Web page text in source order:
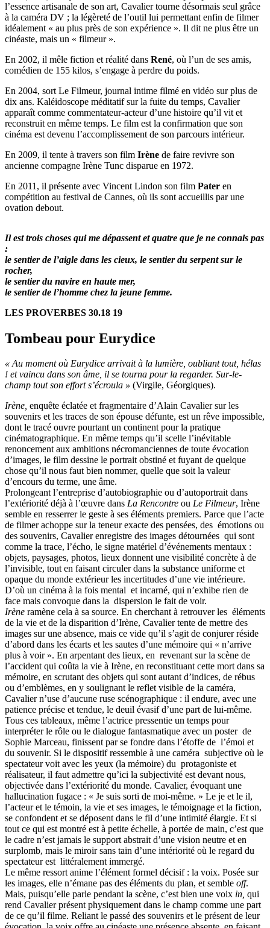
l’essence artisanale de son art, Cavalier tourne désormais seul grâce
à la caméra DV ; la légèreté de l’outil lui permettant enfin de filmer
idéalement « au plus près de son expérience ». Il dit ne plus être un
cinéaste, mais un « filmeur ».
En 2002, il mêle fiction et réalité dans René, où l’un de ses amis,
comédien de 155 kilos, s’engage à perdre du poids.
En 2004, sort Le Filmeur, journal intime filmé en vidéo sur plus de
dix ans. Kaléidoscope méditatif sur la fuite du temps, Cavalier
apparaît comme commentateur-acteur d’une histoire qu’il vit et
reconstruit en même temps. Le film est la confirmation que son
cinéma est devenu l’accomplissement de son parcours intérieur.
En 2009, il tente à travers son film Irène de faire revivre son
ancienne compagne Irène Tunc disparue en 1972.
En 2011, il présente avec Vincent Lindon son film Pater en
compétition au festival de Cannes, où ils sont accueillis par une
ovation debout.
Il est trois choses qui me dépassent et quatre que je ne connais pas
:
le sentier de l’aigle dans les cieux, le sentier du serpent sur le
rocher,
le sentier du navire en haute mer,
le sentier de l’homme chez la jeune femme.
LES PROVERBES 30.18 19
Tombeau pour Eurydice
« Au moment où Eurydice arrivait à la lumière, oubliant tout, hélas
! et vaincu dans son âme, il se tourna pour la regarder. Sur-le-
champ tout son effort s’écroula » (Virgile, Géorgiques).
Irène, enquête éclatée et fragmentaire d’Alain Cavalier sur les
souvenirs et les traces de son épouse défunte, est un rêve impossible,
dont le tracé ouvre pourtant un continent pour la pratique
cinématographique. En même temps qu’il scelle l’inévitable
renoncement aux ambitions nécromanciennes de toute évocation
d’images, le film dessine le portrait obstiné et fuyant de quelque
chose qu’il nous faut bien nommer, quelle que soit la valeur
d’encours du terme, une âme.
Prolongeant l’entreprise d’autobiographie ou d’autoportrait dans
l’extériorité déjà à l’œuvre dans La Rencontre ou Le Filmeur, Irène
semble en resserrer le geste à ses éléments premiers. Parce que l’acte
de filmer achoppe sur la teneur exacte des pensées, des émotions ou
des souvenirs, Cavalier enregistre des images détournées qui sont
comme la trace, l’écho, le signe matériel d’événements mentaux :
objets, paysages, photos, lieux donnent une visibilité concrète à de
l’invisible, tout en faisant circuler dans la substance uniforme et
opaque du monde extérieur les incerti­tudes d’une vie intérieure.
D’où un cinéma à la fois mental et incarné, qui n’exhibe rien de
face mais convoque dans la dispersion le fait de voir.
Irène ramène cela à sa source. En cherchant à retrouver les éléments
de la vie et de la disparition d’Irène, Cavalier tente de mettre des
images sur une absence, mais ce vide qu’il s’agit de conjurer réside
d’abord dans les écarts et les sautes d’une mémoire qui « n’arrive
plus à voir ». En arpentant des lieux, en revenant sur la scène de
l’accident qui coûta la vie à Irène, en reconstituant cette mort dans sa
mémoire, en scrutant des objets qui sont autant d’indices, de rébus
ou d’emblèmes, en y soulignant le reflet visible de la caméra,
Cavalier n’use d’aucune ruse scénographique : il endure, avec une
patience précise et tendue, le deuil évasif d’une part de lui-même.
Tous ces tableaux, même l’actrice pressentie un temps pour
interpréter le rôle ou le dialogue fantasmatique avec un poster de
Sophie Marceau, finissent par se fondre dans l’étoffe de l’émoi et
du souvenir. Si le dispositif ressemble à une caméra subjective où le
spectateur voit avec les yeux (la mémoire) du protagoniste et
réalisateur, il faut admettre qu’ici la subjectivité est devant nous,
objectivée dans l’extériorité du monde. Cavalier, évoquant une
hallucination fugace : « Je suis sorti de moi-même. » Le je et le il,
l’acteur et le témoin, la vie et ses images, le témoignage et la fiction,
se confondent et se déposent dans le fil d’une intimité élargie. Et si
tout ce qui est montré est à petite échelle, à portée de main, c’est que
le cadre n’est jamais le support abstrait d’une vision neutre et en
surplomb, mais le miroir sans tain d’une intériorité où le regard du
spectateur est littéralement immergé.
Le même ressort anime l’élément formel décisif : la voix. Posée sur
les images, elle n’émane pas des éléments du plan, et semble off.
Mais, puisqu’elle parle pendant la scène, c’est bien une voix in, qui
rend Cavalier présent physiquement dans le champ comme une part
de ce qu’il filme. Reliant le passé des souvenirs et le présent de leur